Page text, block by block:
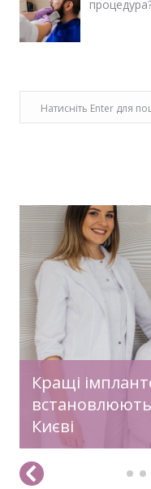
Кращі
Києві
У
подарунки,
Нехай